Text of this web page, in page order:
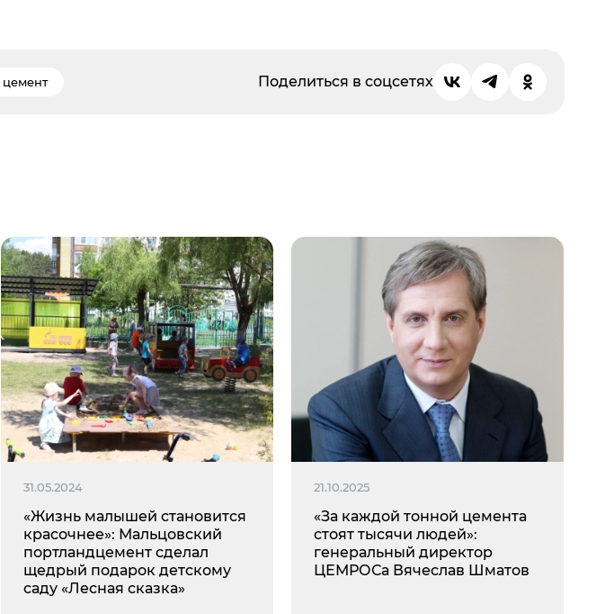
цемент Поделиться в соцсетях
31.05.2024
«Жизнь малышей становится
красочнее»: Мальцовский
портландцемент сделал
щедрый подарок детскому
саду «Лесная сказка»
21.10.2025
«За каждой тонной цемента
стоят тысячи людей»:
генеральный директор
ЦЕМРОСа Вячеслав Шматов